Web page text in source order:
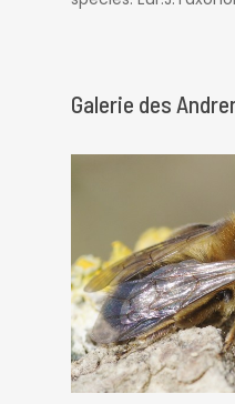
Galerie des